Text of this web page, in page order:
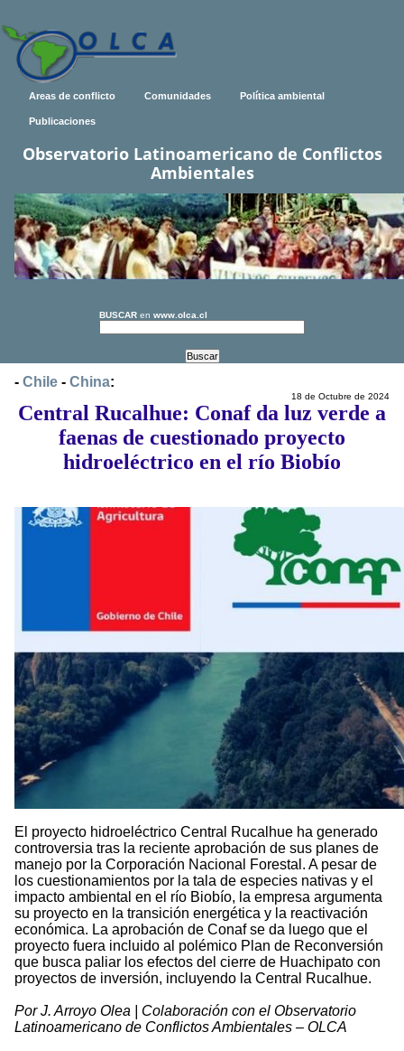
Areas de conflicto Comunidades Política ambiental
Publicaciones
Observatorio Latinoamericano de Conflictos
Ambientales
BUSCAR en www.olca.cl
- Chile - China:
18 de Octubre de 2024
Central Rucalhue: Conaf da luz verde a
faenas de cuestionado proyecto
hidroeléctrico en el río Biobío
El proyecto hidroeléctrico Central Rucalhue ha generado
controversia tras la reciente aprobación de sus planes de
manejo por la Corporación Nacional Forestal. A pesar de
los cuestionamientos por la tala de especies nativas y el
impacto ambiental en el río Biobío, la empresa argumenta
su proyecto en la transición energética y la reactivación
económica. La aprobación de Conaf se da luego que el
proyecto fuera incluido al polémico Plan de Reconversión
que busca paliar los efectos del cierre de Huachipato con
proyectos de inversión, incluyendo la Central Rucalhue.
Por J. Arroyo Olea | Colaboración con el Observatorio
Latinoamericano de Conflictos Ambientales – OLCA